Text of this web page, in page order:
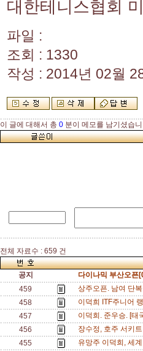
대한테니스협회
파일 :
조회 : 1330
작성 : 2014년 02월
이 글에 대해서 총 0 분이 메모를 남기셨습
전체 자료수 : 659 건
공지
다이나믹 부산오픈
459
상주오픈. 남여 단
458
이덕희 ITF주니어
457
이덕희. 준우승. [
456
장수정, 호주 서키
455
유망주 이덕희, 세